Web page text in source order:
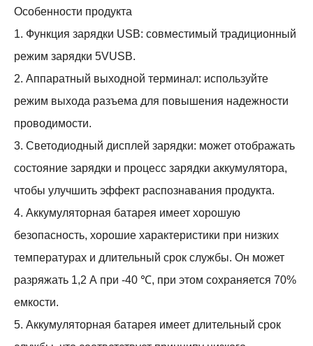
Особенности продукта
1. Функция зарядки USB: совместимый традиционный
режим зарядки 5VUSB.
2. Аппаратный выходной терминал: используйте
режим выхода разъема для повышения надежности
проводимости.
3. Светодиодный дисплей зарядки: может отображать
состояние зарядки и процесс зарядки аккумулятора,
чтобы улучшить эффект распознавания продукта.
4. Аккумуляторная батарея имеет хорошую
безопасность, хорошие характеристики при низких
температурах и длительный срок службы. Он может
разряжать 1,2 А при -40 ℃, при этом сохраняется 70%
емкости.
5. Аккумуляторная батарея имеет длительный срок